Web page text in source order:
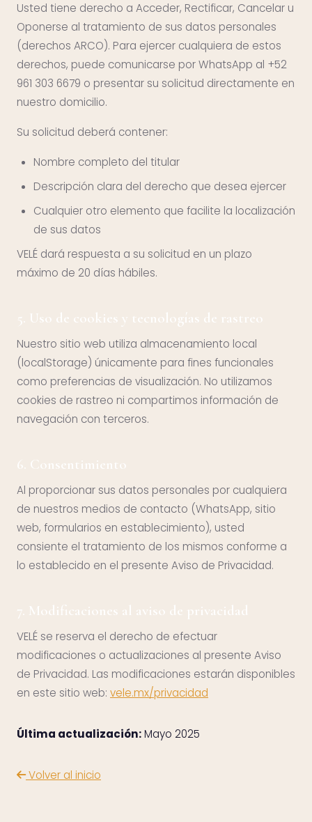
Usted tiene derecho a Acceder, Rectificar, Cancelar u
Oponerse al tratamiento de sus datos personales
(derechos ARCO). Para ejercer cualquiera de estos
derechos, puede comunicarse por WhatsApp al +52
961 303 6679 o presentar su solicitud directamente en
nuestro domicilio.
Su solicitud deberá contener:
Nombre completo del titular
Descripción clara del derecho que desea ejercer
Cualquier otro elemento que facilite la localización
de sus datos
VELÉ dará respuesta a su solicitud en un plazo
máximo de 20 días hábiles.
5. Uso de cookies y tecnologías de rastreo
Nuestro sitio web utiliza almacenamiento local
(localStorage) únicamente para fines funcionales
como preferencias de visualización. No utilizamos
cookies de rastreo ni compartimos información de
navegación con terceros.
6. Consentimiento
Al proporcionar sus datos personales por cualquiera
de nuestros medios de contacto (WhatsApp, sitio
web, formularios en establecimiento), usted
consiente el tratamiento de los mismos conforme a
lo establecido en el presente Aviso de Privacidad.
7. Modificaciones al aviso de privacidad
VELÉ se reserva el derecho de efectuar
modificaciones o actualizaciones al presente Aviso
de Privacidad. Las modificaciones estarán disponibles
en este sitio web: vele.mx/privacidad
Última actualización:Mayo 2025
Volver al inicio